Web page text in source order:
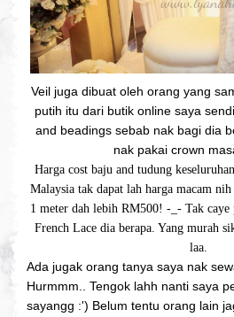
Veil juga dibuat oleh orang yang
putih itu dari butik online saya
and beadings sebab nak bagi dia
nak pakai crown
Harga cost baju and tudung
Malaysia tak dapat lah harga macam
1 meter dah lebih RM500! -_- Tak caye
French Lace dia berapa. Yang murah
laa.
Ada jugak orang tanya saya nak
Hurmmm.. Tengok lahh nanti saya
sayangg :') Belum tentu orang lain